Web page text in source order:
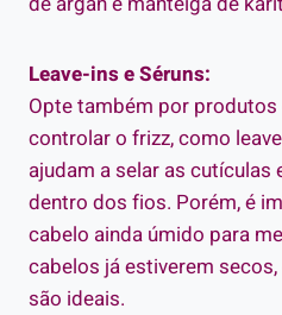
Leave-ins e Séruns:
Opte também por
controlar o frizz, como
ajudam a selar as cutículas
dentro dos fios. Porém, é
cabelo ainda úmido para
cabelos já estiverem
são ideais.